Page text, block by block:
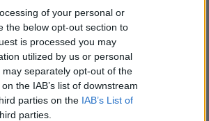
of your personal or
the below opt-out section to
is processed you may
utilized by us or personal
separately opt-out of the
the IAB’s list of downstream
parties on the IAB’s List of
parties.
le